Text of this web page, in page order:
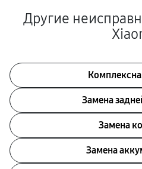
Другие
Замена
Замена
Замена